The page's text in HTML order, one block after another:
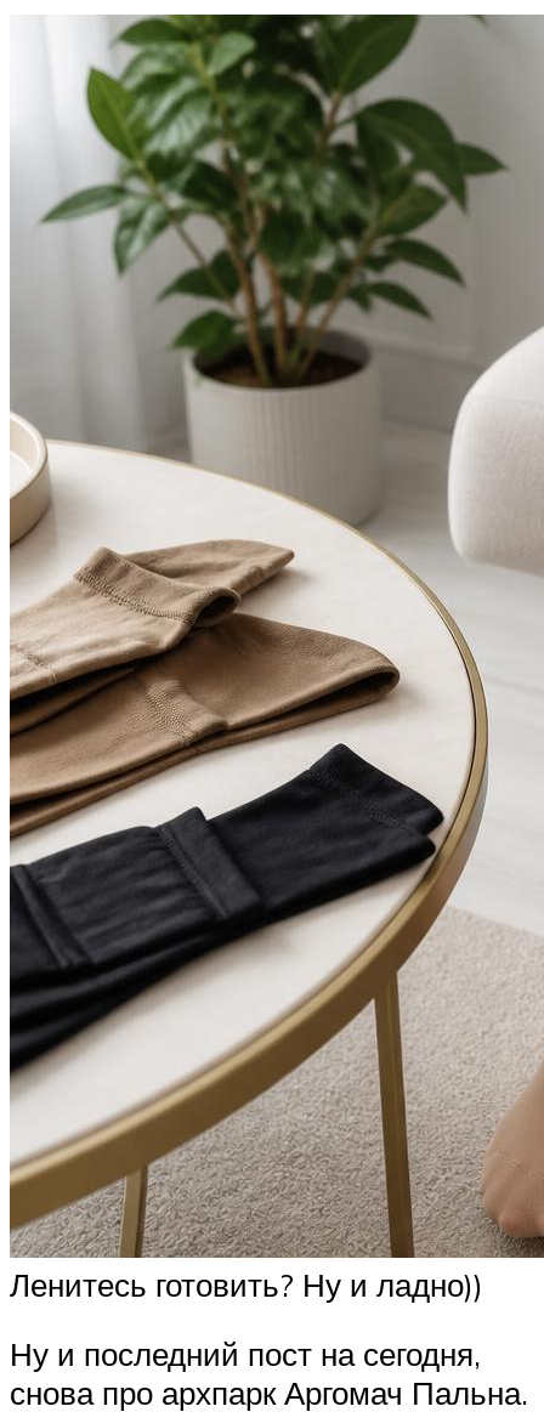
Ленитесь готовить? Ну и ладно))
Ну и последний пост на сегодня,
снова про архпарк Аргомач Пальна.